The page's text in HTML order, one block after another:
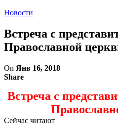
Новости
Встреча с
Православной
On Янв 16, 2018
Share
Встреча с
Сейчас читают